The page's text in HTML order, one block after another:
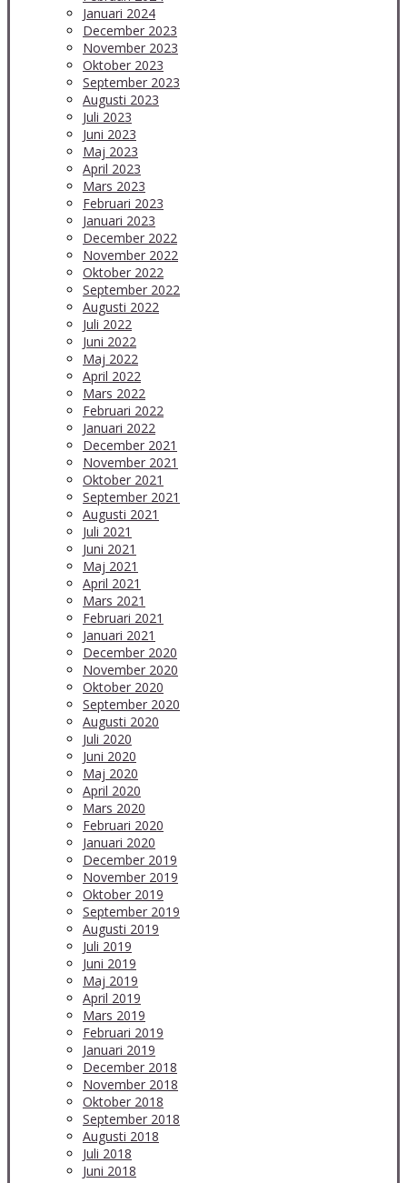
Januari 2024
December 2023
November 2023
Oktober 2023
September 2023
Augusti 2023
Juli 2023
Juni 2023
Maj 2023
April 2023
Mars 2023
Februari 2023
Januari 2023
December 2022
November 2022
Oktober 2022
September 2022
Augusti 2022
Juli 2022
Juni 2022
Maj 2022
April 2022
Mars 2022
Februari 2022
Januari 2022
December 2021
November 2021
Oktober 2021
September 2021
Augusti 2021
Juli 2021
Juni 2021
Maj 2021
April 2021
Mars 2021
Februari 2021
Januari 2021
December 2020
November 2020
Oktober 2020
September 2020
Augusti 2020
Juli 2020
Juni 2020
Maj 2020
April 2020
Mars 2020
Februari 2020
Januari 2020
December 2019
November 2019
Oktober 2019
September 2019
Augusti 2019
Juli 2019
Juni 2019
Maj 2019
April 2019
Mars 2019
Februari 2019
Januari 2019
December 2018
November 2018
Oktober 2018
September 2018
Augusti 2018
Juli 2018
Juni 2018